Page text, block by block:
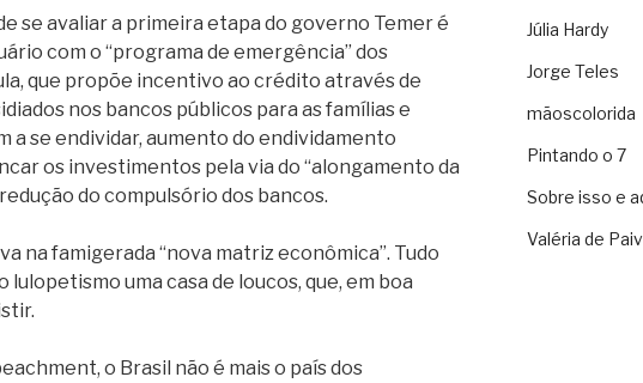
se avaliar a primeira etapa do governo Temer é
com o “programa de emergência” dos
que propõe incentivo ao crédito através de
nos bancos públicos para as famílias e
a se endividar, aumento do endividamento
os investimentos pela via do “alongamento da
do compulsório dos bancos.
na famigerada “nova matriz econômica”. Tudo
lulopetismo uma casa de loucos, que, em boa
o Brasil não é mais o país dos
Júlia Hardy
Jorge Teles
mãoscolorida
Pintando o 7
Sobre isso e
Valéria de